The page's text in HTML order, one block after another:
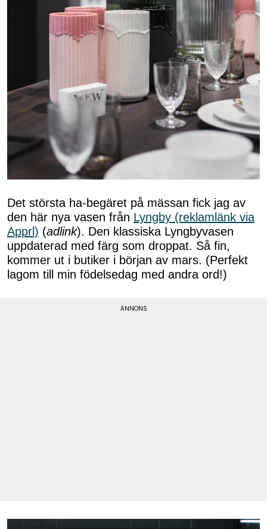
Det största ha-begäret på mässan fick jag av
den här nya vasen från Lyngby (reklamlänk via
Apprl) (adlink). Den klassiska Lyngbyvasen
uppdaterad med färg som droppat. Så fin,
kommer ut i butiker i början av mars. (Perfekt
lagom till min födelsedag med andra ord!)